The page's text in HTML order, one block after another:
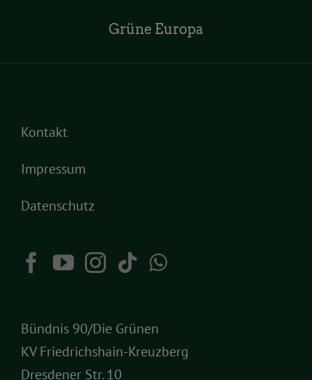
Grüne Europa
Kontakt
Impressum
Datenschutz
Bündnis 90/Die Grünen
KV Friedrichshain-Kreuzberg
Dresdener Str. 10